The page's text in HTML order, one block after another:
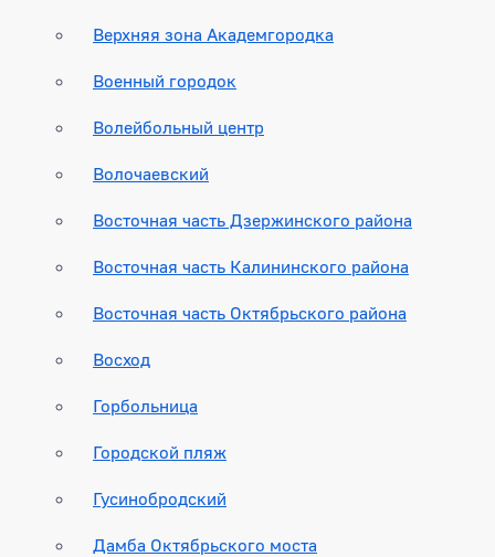
Верхняя зона Академгородка
Военный городок
Волейбольный центр
Волочаевский
Восточная часть Дзержинского района
Восточная часть Калининского района
Восточная часть Октябрьского района
Восход
Горбольница
Городской пляж
Гусинобродский
Дамба Октябрьского моста